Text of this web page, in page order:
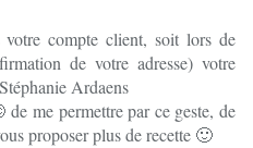
votre compte client, soit lors de
de votre adresse) votre
Ardaens
me permettre par ce geste, de
proposer plus de recette 🙂